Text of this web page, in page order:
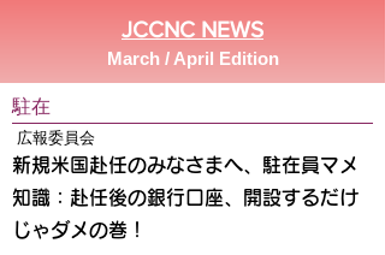
JCCNC NEWS
March / April Edition
駐在
広報委員会
新規米国赴任のみなさまへ、駐在員マメ
知識：赴任後の銀行口座、開設するだけ
じゃダメの巻！